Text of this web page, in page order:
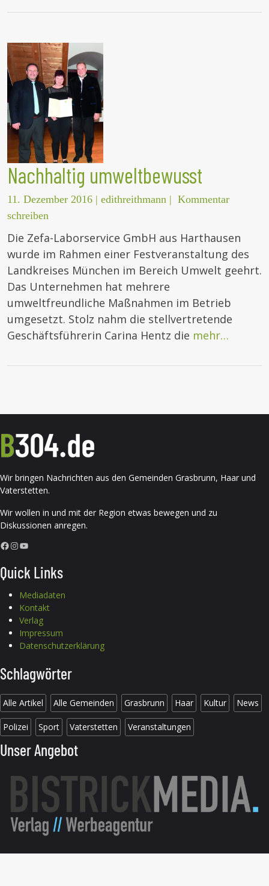
Nachhaltig umweltbewusst
11. Dezember 2016 | edithreithmann | Kommentar
schreiben
Die Zefa-Laborservice GmbH aus Harthausen
wurde im Rahmen einer Festveranstaltung des
Landkreises München im Bereich Umwelt geehrt.
Das Unternehmen hat mehrere
umweltfreundliche Maßnahmen im Betrieb
umgesetzt. Stolz nahm die stellvertretende
Geschäftsführerin Carina Hentz die mehr…
Wir bringen Nachrichten aus den Gemeinden Grasbrunn, Haar und
Vaterstetten.
Wir wollen in und mit der Region etwas bewegen und zu
Diskussionen anregen.
Facebook InstagramYouTube
Quick Links
Mediadaten
Kontakt
Verlag
Impressum
Datenschutzerklärung
Schlagwörter
Alle Artikel Alle Gemeinden Grasbrunn Haar Kultur News
Polizei Sport Vaterstetten Veranstaltungen
Unser Angebot